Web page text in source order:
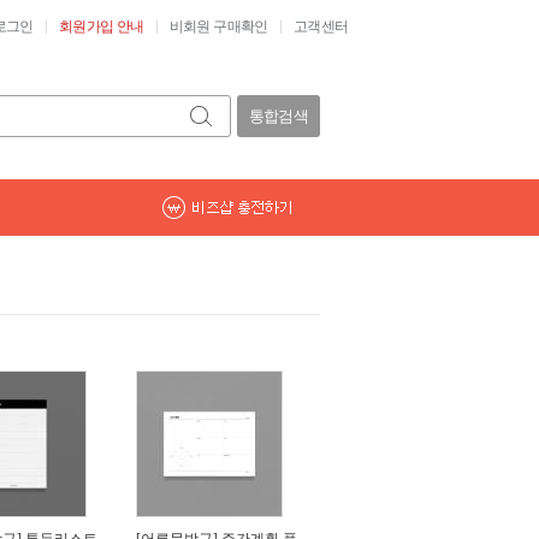
그인 회원가입 안내 비회원 구매확인 고객센터
통합검색